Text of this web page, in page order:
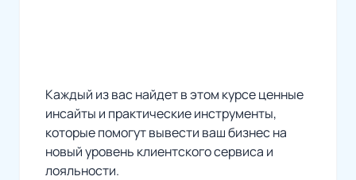
Каждый из вас найдет в этом курсе ценные
инсайты и практические инструменты,
которые помогут вывести ваш бизнес на
новый уровень клиентского сервиса и
лояльности.